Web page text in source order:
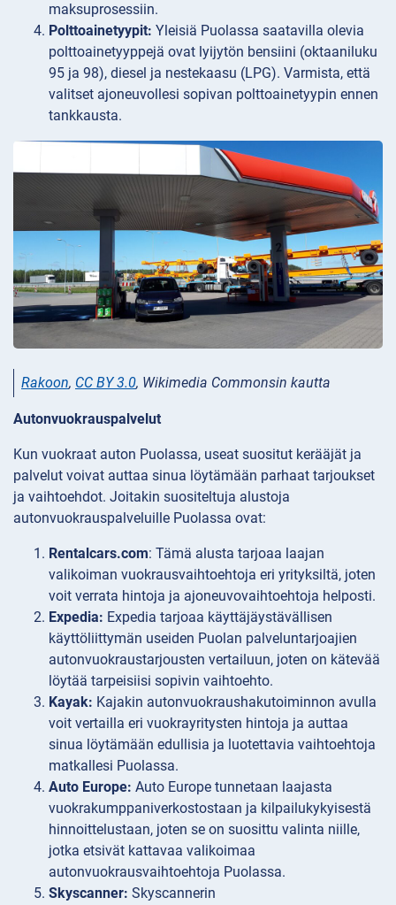
maksuprosessiin.
Polttoainetyypit: Yleisiä Puolassa saatavilla olevia
polttoainetyyppejä ovat lyijytön bensiini (oktaaniluku
95 ja 98), diesel ja nestekaasu (LPG). Varmista, että
valitset ajoneuvollesi sopivan polttoainetyypin ennen
tankkausta.
Rakoon, CC BY 3.0, Wikimedia Commonsin kautta
Autonvuokrauspalvelut
Kun vuokraat auton Puolassa, useat suositut kerääjät ja
palvelut voivat auttaa sinua löytämään parhaat tarjoukset
ja vaihtoehdot. Joitakin suositeltuja alustoja
autonvuokrauspalveluille Puolassa ovat:
Rentalcars.com: Tämä alusta tarjoaa laajan
valikoiman vuokrausvaihtoehtoja eri yrityksiltä, joten
voit verrata hintoja ja ajoneuvovaihtoehtoja helposti.
Expedia: Expedia tarjoaa käyttäjäystävällisen
käyttöliittymän useiden Puolan palveluntarjoajien
autonvuokraustarjousten vertailuun, joten on kätevää
löytää tarpeisiisi sopivin vaihtoehto.
Kayak: Kajakin autonvuokraushakutoiminnon avulla
voit vertailla eri vuokrayritysten hintoja ja auttaa
sinua löytämään edullisia ja luotettavia vaihtoehtoja
matkallesi Puolassa.
Auto Europe: Auto Europe tunnetaan laajasta
vuokrakumppaniverkostostaan ja kilpailukykyisestä
hinnoittelustaan, joten se on suosittu valinta niille,
jotka etsivät kattavaa valikoimaa
autonvuokrausvaihtoehtoja Puolassa.
Skyscanner: Skyscannerin